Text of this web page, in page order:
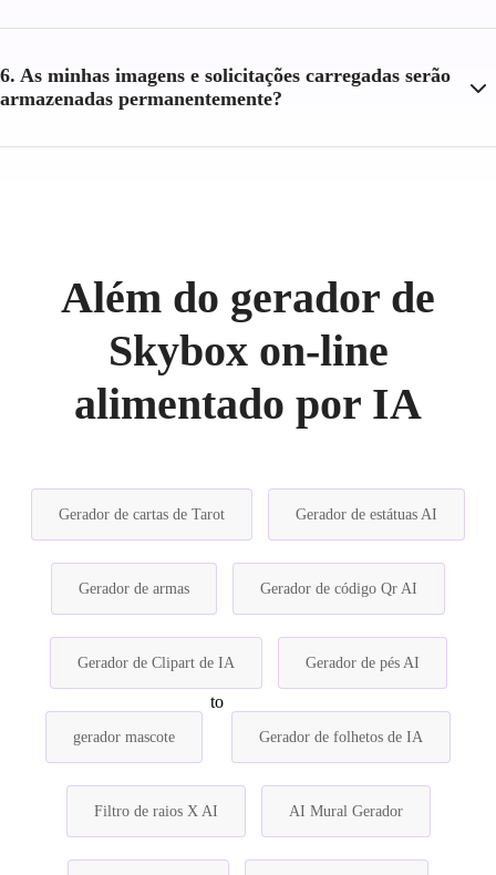
6. As minhas imagens e solicitações carregadas serão
armazenadas permanentemente?
Além do gerador de
Skybox on-line
alimentado por IA
Gerador de cartas de Tarot Gerador de estátuas AI
Gerador de armas Gerador de código Qr AI
Gerador de Clipart de IA Gerador de pés AI
gerador mascote
to
Gerador de folhetos de IA
Filtro de raios X AI AI Mural Gerador